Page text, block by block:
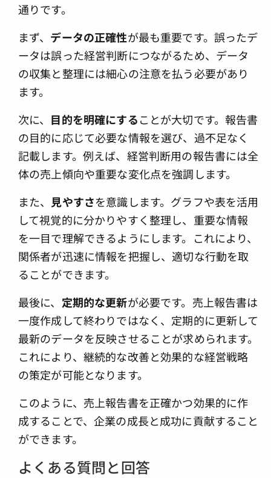
通りです。
まず、 データの正確性が最も重要です。誤ったデ
ータは誤った経営判断につながるため、データ
の収集と整理には細心の注意を払う必要があり
ます。
次に、 目的を明確にすることが大切です。報告書
の目的に応じて必要な情報を選び、過不足なく
記載します。例えば、経営判断用の報告書には全
体の売上傾向や重要な変化点を強調します。
また、 見やすさを意識します。グラフや表を活用
して視覚的に分かりやすく整理し、重要な情報
を一目で理解できるようにします。これにより、
関係者が迅速に情報を把握し、適切な行動を取
ることができます。
最後に、 定期的な更新が必要です。売上報告書は
一度作成して終わりではなく、定期的に更新して
最新のデータを反映させることが求められます。
これにより、継続的な改善と効果的な経営戦略
の策定が可能となります。
このように、売上報告書を正確かつ効果的に作
成することで、企業の成長と成功に貢献すること
ができます。
よくある質問と回答